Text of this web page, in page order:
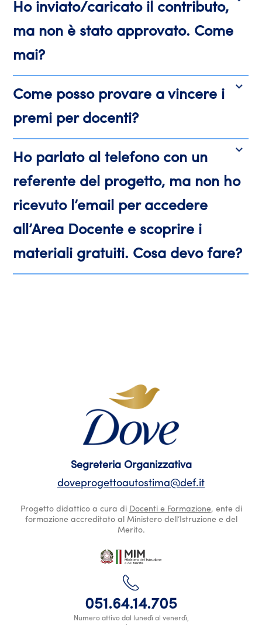
Ho inviato/caricato il contributo,
ma non è stato approvato. Come
mai?
Come posso provare a vincere i
premi per docenti?
Ho parlato al telefono con un
referente del progetto, ma non ho
ricevuto l’email per accedere
all’Area Docente e scoprire i
materiali gratuiti. Cosa devo fare?
Segreteria Organizzativa
doveprogettoautostima@def.it
Progetto didattico a cura di Docenti e Formazione, ente di
formazione accreditato al Ministero dell’Istruzione e del
Merito.
051.64.14.705
Numero attivo dal lunedì al venerdì,